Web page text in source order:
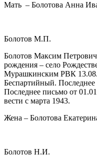
Мать – Болотова Анна
Болотов М.П.
Болотов Максим
рождения – село
Мурашкинским РВК
Беспартийный. Последнее
Последнее письмо от
вести с марта 1943.
Жена – Болотова
Болотов Н.И.